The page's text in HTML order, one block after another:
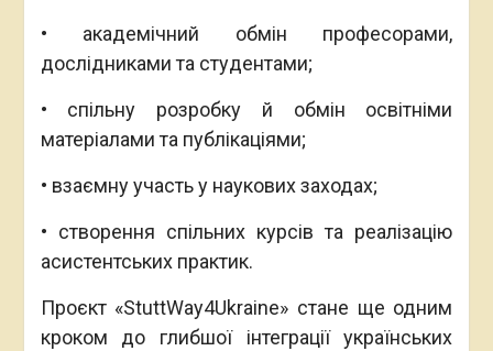
• академічний обмін професорами,
дослідниками та студентами;
• спільну розробку й обмін освітніми
матеріалами та публікаціями;
• взаємну участь у наукових заходах;
• створення спільних курсів та реалізацію
асистентських практик.
Проєкт «StuttWay4Ukraine» стане ще одним
кроком до глибшої інтеграції українських